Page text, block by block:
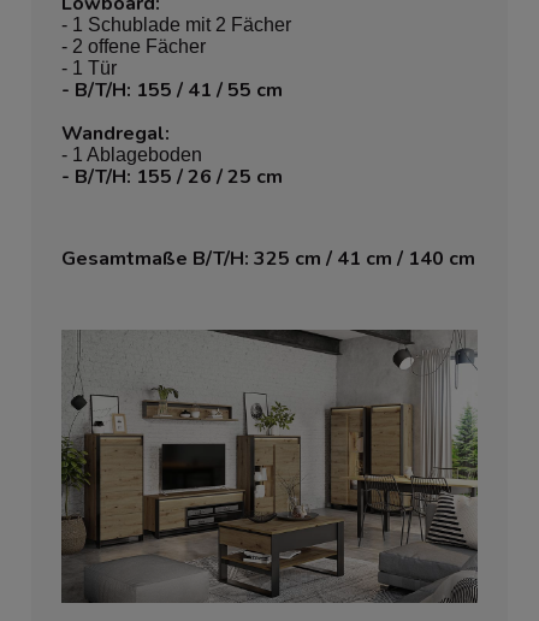
- 1 Schublade mit 2 Fächer
- 2 offene Fächer
- 1 Tür
- B/T/H: 155 / 41 / 55 cm
Wandregal:
- 1 Ablageboden
- B/T/H: 155 / 26 / 25 cm
Gesamtmaße B/T/H: 325 cm / 41 cm / 140 cm